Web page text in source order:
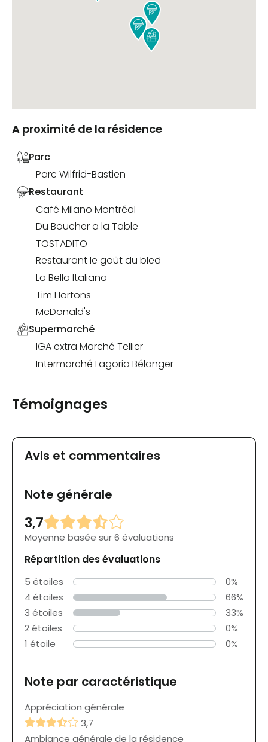



A proximité de la résidence
Parc
Parc Wilfrid-Bastien
Restaurant
Café Milano Montréal
Du Boucher a la Table
TOSTADITO
Restaurant le goût du bled
La Bella Italiana
Tim Hortons
McDonald's
Supermarché
IGA extra Marché Tellier
Intermarché Lagoria Bélanger
Témoignages
Avis et commentaires
Note générale
3,7
Moyenne basée sur 6 évaluations
Répartition des évaluations
5 étoiles
0%
4 étoiles
66%
3 étoiles
33%
2 étoiles
0%
1 étoile
0%
Note par caractéristique
Appréciation générale
3,7
Ambiance générale de la résidence